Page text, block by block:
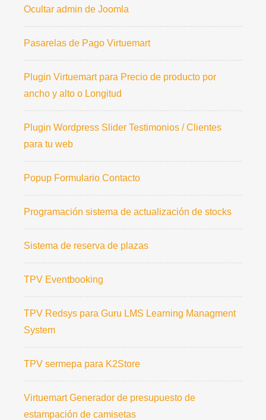
Ocultar admin de Joomla
Pasarelas de Pago Virtuemart
Plugin Virtuemart para Precio de producto por
ancho y alto o Longitud
Plugin Wordpress Slider Testimonios / Clientes
para tu web
Popup Formulario Contacto
Programación sistema de actualización de stocks
Sistema de reserva de plazas
TPV Eventbooking
TPV Redsys para Guru LMS Learning Managment
System
TPV sermepa para K2Store
Virtuemart Generador de presupuesto de
estampación de camisetas